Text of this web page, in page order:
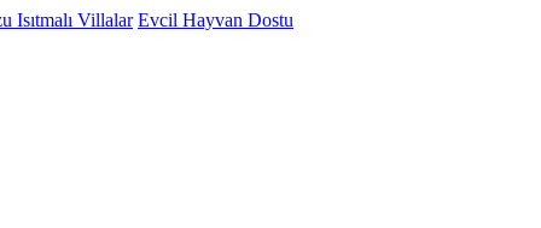
Isıtmalı Villalar Evcil Hayvan Dostu